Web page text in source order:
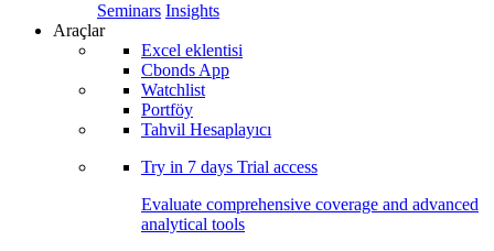
Seminars Insights
Araçlar
Excel eklentisi
Cbonds App
Watchlist
Portföy
Tahvil Hesaplayıcı
Try in 7 days Trial access
Evaluate comprehensive coverage and advanced
analytical tools